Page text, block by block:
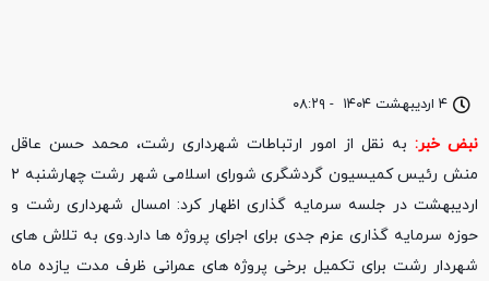
۴ اردیبهشت ۱۴۰۴ - ۰۸:۲۹
نبض خبر: به نقل از امور ارتباطات شهرداری رشت، محمد حسن عاقل
منش رئیس کمیسیون گردشگری شورای اسلامی شهر رشت چهارشنبه ۲
اردیبهشت در جلسه سرمایه گذاری اظهار کرد: امسال شهرداری رشت و
حوزه سرمایه گذاری عزم جدی برای اجرای پروژه ها دارد.وی به تلاش های
شهردار رشت برای تکمیل برخی پروژه های عمرانی ظرف مدت یازده ماه